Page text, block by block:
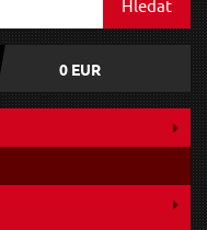
Hledat
0 EUR